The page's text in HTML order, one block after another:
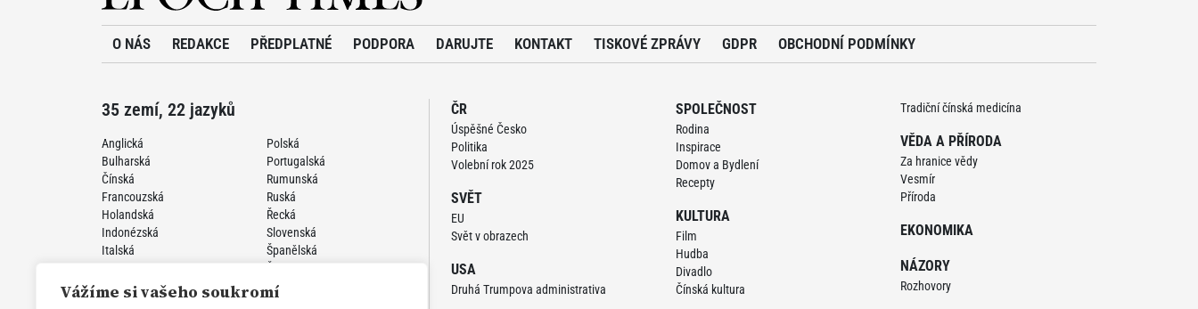
Vážíme si vašeho soukromí
O NÁS REDAKCE PŘEDPLATNÉ PODPORA DARUJTE KONTAKT TISKOVÉ ZPRÁVY GDPR OBCHODNÍ PODMÍNKY
35 zemí, 22 jazyků
Anglická
Bulharská
Čínská
Francouzská
Holandská
Indonézská
Italská
Korejská
Polská
Portugalská
Rumunská
Ruská
Řecká
Slovenská
Španělská
Turecká
ČR
Úspěšné Česko
Politika
Volební rok 2025
SVĚT
EU
Svět v obrazech
USA
Druhá Trumpova administrativa
SPOLEČNOST
Rodina
Inspirace
Domov a Bydlení
Recepty
KULTURA
Film
Hudba
Divadlo
Čínská kultura
Tradiční čínská medicína
VĚDA A PŘÍRODA
Za hranice vědy
Vesmír
Příroda
EKONOMIKA
NÁZORY
Rozhovory